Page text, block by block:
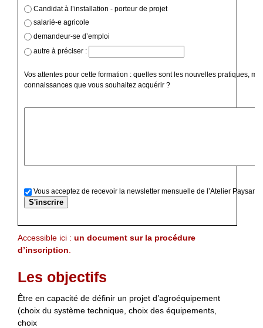
Candidat à l’installation - porteur de projet
salarié-e agricole
demandeur-se d’emploi
autre à préciser :
Vos attentes pour cette formation : quelles sont les nouvelles pratiques,
connaissances que vous souhaitez acquérir ?
Vous acceptez de recevoir la newsletter mensuelle de l’Atelier Paysan
Accessible ici : un document sur la procédure
d’inscription
Les objectifs
Être en capacité de définir un projet d’agroéquipement
(choix du système technique, choix des équipements,
choix